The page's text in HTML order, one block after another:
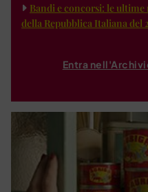
Bandi e concorsi: le
della Repubblica Italiana del
Entra